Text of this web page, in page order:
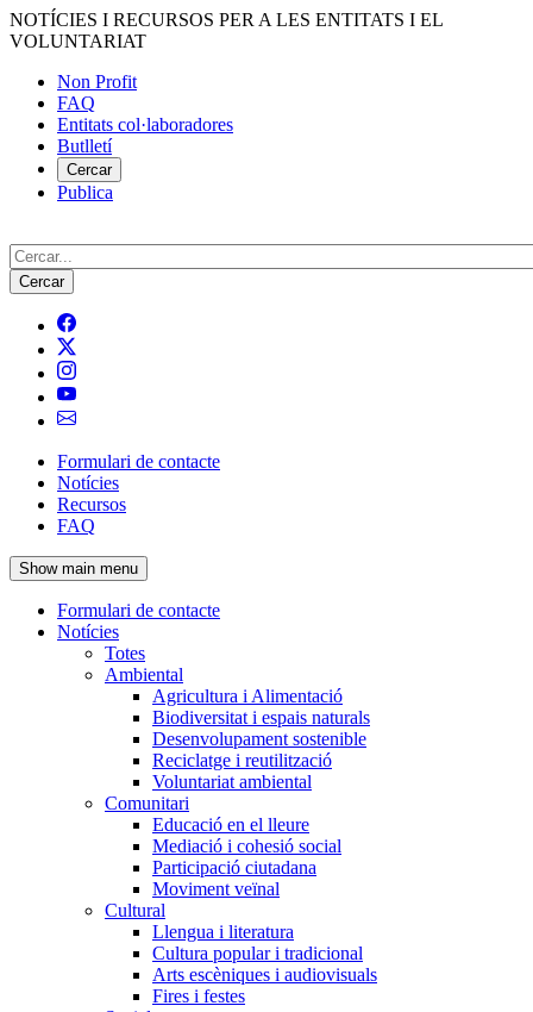
Vés
al
NOTÍCIES I RECURSOS PER A LES ENTITATS I EL
VOLUNTARIAT
Menú
del
compte
d'usuari
Non Profit
FAQ
Entitats col·laboradores
Butlletí
Cercar
Publica
Cerca
Navegació
principal
de
l'encapçalament
Formulari de contacte
Notícies
Recursos
FAQ
Show main menu
Navegació
principal
Formulari de contacte
Notícies
Totes
Ambiental
Agricultura i Alimentació
Biodiversitat i espais naturals
Desenvolupament sostenible
Reciclatge i reutilització
Voluntariat ambiental
Comunitari
Educació en el lleure
Mediació i cohesió social
Participació ciutadana
Moviment veïnal
Cultural
Llengua i literatura
Cultura popular i tradicional
Arts escèniques i audiovisuals
Fires i festes